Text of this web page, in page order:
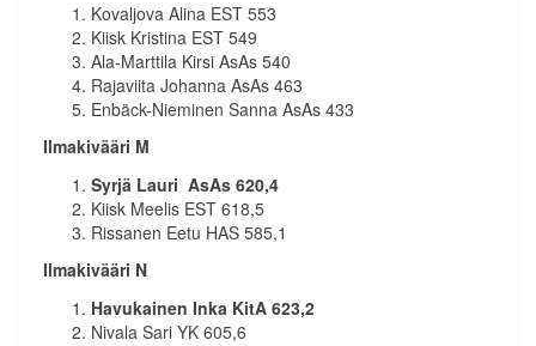
Kovaljova Alina EST 553
Kiisk Kristina EST 549
Ala-Marttila Kirsi AsAs 540
Rajaviita Johanna AsAs 463
Enbäck-Nieminen Sanna AsAs 433
Ilmakivääri M
Syrjä Lauri AsAs 620,4
Kiisk Meelis EST 618,5
Rissanen Eetu HAS 585,1
Ilmakivääri N
Havukainen Inka KitA 623,2
Nivala Sari YK 605,6